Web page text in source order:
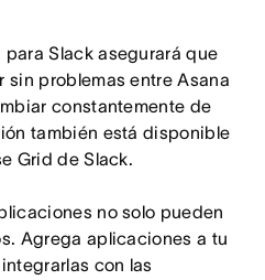
Slack asegurará que
problemas entre Asana
constantemente de
también está disponible
Grid de Slack.
no solo pueden
Agrega aplicaciones a tu
con las